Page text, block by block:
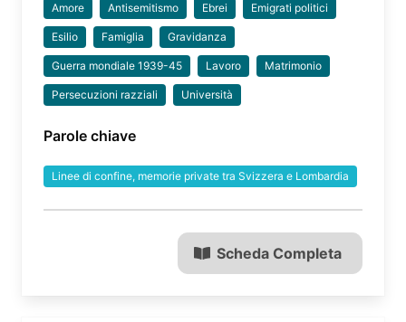
Amore Antisemitismo Ebrei Emigrati politici
Esilio Famiglia Gravidanza
Guerra mondiale 1939-45 Lavoro Matrimonio
Persecuzioni razziali Università
Parole chiave
Linee di confine, memorie private tra Svizzera e Lombardia
Scheda Completa